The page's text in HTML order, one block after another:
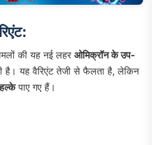
की यह नई लहर ओमिक्रॉन के उप-
है। यह वैरिएंट तेजी से फैलता है, लेकिन
हल्केपाए गए हैं।